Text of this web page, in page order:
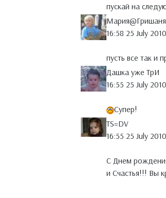
пускай на
Мария@Гришаня
16:58 25 July 2010
пусть все так и
Дашка уже ТрИ
16:55 25 July 2010
Супер!
TS=DV
16:55 25 July 2010
С Днем
и Счастья!!! Вы